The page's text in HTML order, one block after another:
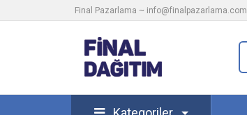
Final Pazarlama ~ info@finalpazarlama.com